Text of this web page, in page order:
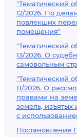
"Тематический
12/2026. По
повлекших
помещения"
"Тематический
13/2026. О
самовольным
"Тематический
11/2026. О
правами на
земель, изъятых
с
Постановление